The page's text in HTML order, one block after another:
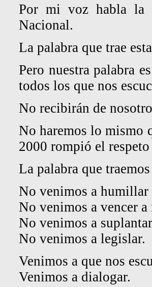
Por mi voz habla la
Nacional.
La palabra que trae
Pero nuestra palabra
todos los que nos
No recibirán de
No haremos lo mismo
2000 rompió el
La palabra que
No venimos a humillar
No venimos a vencer a
No venimos a
No venimos a legislar.
Venimos a que nos
Venimos a dialogar.